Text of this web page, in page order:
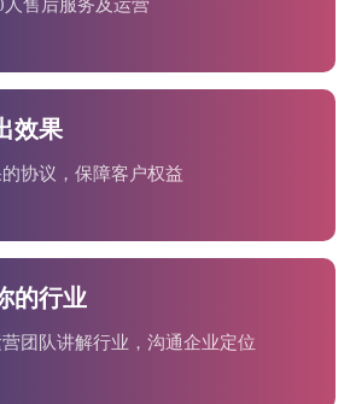
人售后服务及运营
效果
协议，保障客户权益
的行业
团队讲解行业，沟通企业定位